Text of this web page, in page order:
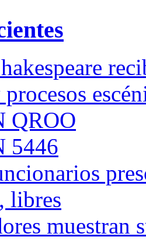
QROO
5446
libres
muestran